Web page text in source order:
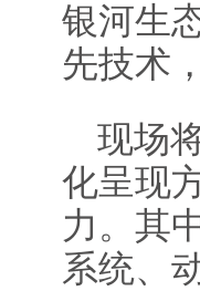
银河生
先技术
现场
化呈现
力。其
系统、